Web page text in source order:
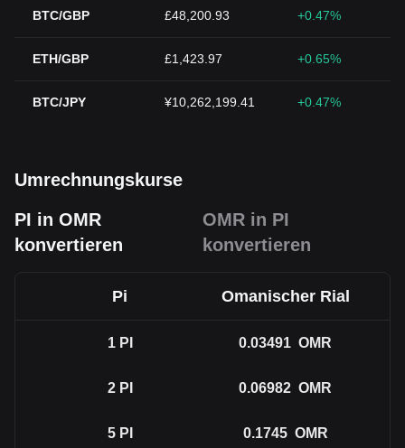
BTC/GBP £48,200.93 +0.47%
ETH/GBP £1,423.97 +0.65%
BTC/JPY ¥10,262,199.41 +0.47%
Umrechnungskurse
PI in OMR
konvertieren
OMR in PI
konvertieren
Pi Omanischer Rial
1 PI 0.03491 OMR
2 PI 0.06982 OMR
5 PI 0.1745 OMR